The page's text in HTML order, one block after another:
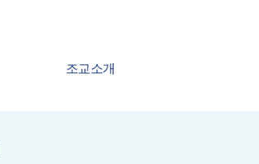
조교소개